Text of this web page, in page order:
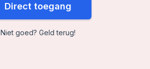
Direct toegang
Niet goed? Geld terug!